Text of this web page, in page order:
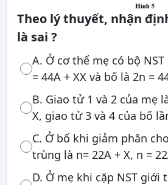
Theo lý thuyết, nhận
là sai ?
A. Ở cơ thể mẹ có bộ
= 44A + XX và bố là 2n =
B. Giao tử 1 và 2 của mẹ
X, giao tử 3 và 4 của bố
C. Ở bố khi giảm phân
trùng là n= 22A + X, n =
D. Ở mẹ khi cặp NST giới